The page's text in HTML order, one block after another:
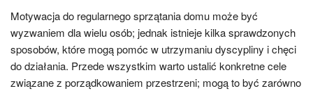
Motywacja do regularnego sprzątania domu może być
wyzwaniem dla wielu osób; jednak istnieje kilka sprawdzonych
sposobów, które mogą pomóc w utrzymaniu dyscypliny i chęci
do działania. Przede wszystkim warto ustalić konkretne cele
związane z porządkowaniem przestrzeni; mogą to być zarówno